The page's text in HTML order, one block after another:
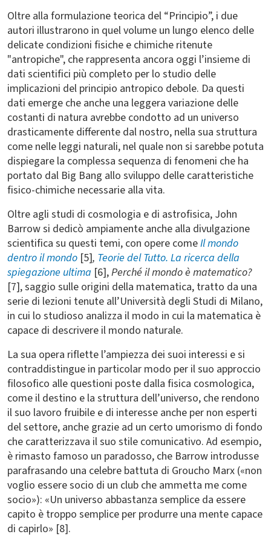
Oltre alla formulazione teorica del “Principio”, i due
autori illustrarono in quel volume un lungo elenco delle
delicate condizioni fisiche e chimiche ritenute
"antropiche", che rappresenta ancora oggi l’insieme di
dati scientifici più completo per lo studio delle
implicazioni del principio antropico debole. Da questi
dati emerge che anche una leggera variazione delle
costanti di natura avrebbe condotto ad un universo
drasticamente differente dal nostro, nella sua struttura
come nelle leggi naturali, nel quale non si sarebbe potuta
dispiegare la complessa sequenza di fenomeni che ha
portato dal Big Bang allo sviluppo delle caratteristiche
fisico-chimiche necessarie alla vita.
Oltre agli studi di cosmologia e di astrofisica, John
Barrow si dedicò ampiamente anche alla divulgazione
scientifica su questi temi, con opere comeIl mondo
dentro il mondo [5], Teorie del Tutto. La ricerca della
spiegazione ultima [6],Perché il mondo è matematico?
[7], saggio sulle origini della matematica, tratto da una
serie di lezioni tenute all’Università degli Studi di Milano,
in cui lo studioso analizza il modo in cui la matematica è
capace di descrivere il mondo naturale.
La sua opera riflette l’ampiezza dei suoi interessi e si
contraddistingue in particolar modo per il suo approccio
filosofico alle questioni poste dalla fisica cosmologica,
come il destino e la struttura dell’universo, che rendono
il suo lavoro fruibile e di interesse anche per non esperti
del settore, anche grazie ad un certo umorismo di fondo
che caratterizzava il suo stile comunicativo. Ad esempio,
è rimasto famoso un paradosso, che Barrow introdusse
parafrasando una celebre battuta di Groucho Marx («non
voglio essere socio di un club che ammetta me come
socio»): «Un universo abbastanza semplice da essere
capito è troppo semplice per produrre una mente capace
di capirlo» [8].